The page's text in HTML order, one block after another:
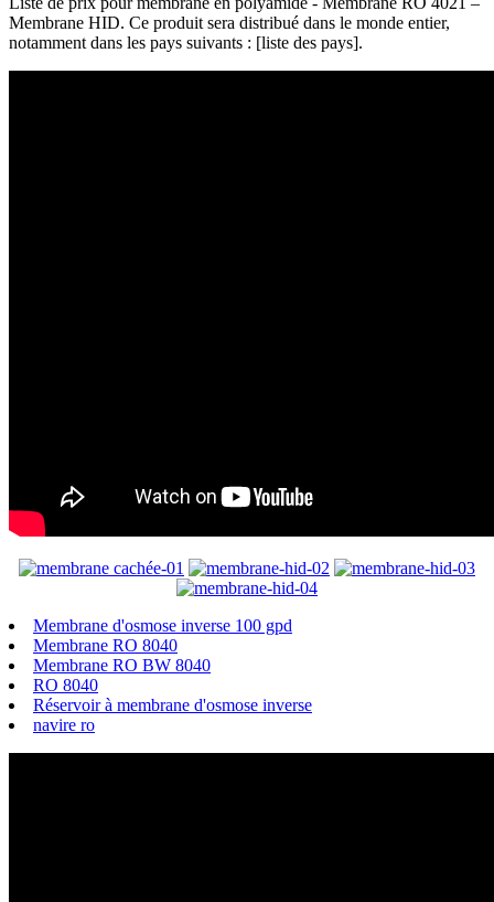
Membrane HID. Ce produit sera distribué dans le monde entier,
notamment dans les pays suivants : [liste des pays].
Membrane d'osmose inverse 100 gpd
Membrane RO 8040
Membrane RO BW 8040
RO 8040
Réservoir à membrane d'osmose inverse
navire ro